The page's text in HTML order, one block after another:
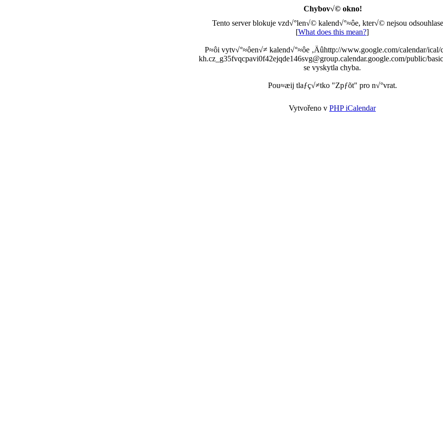
Chybov√© okno!
Tento server blokuje vzd√°len√© kalend√°≈ôe, kter√© nejsou
[What does this mean?]
P≈ôi vytv√°≈ôen√≠ kalend√°≈ôe ‚Äûhttp://www.google.com/calendar/ical/
kh.cz_g35fvqcpavi0f42ejqde146svg@group.calendar.google.com/public/
se vyskytla chyba.
Pou≈æij tlaƒç√≠tko "Zpƒõt" pro n√°vrat.
Vytvořeno v PHP iCalendar